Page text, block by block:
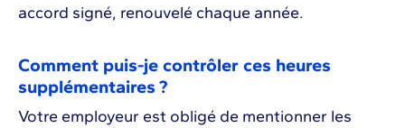
accord signé, renouvelé chaque année.
Comment puis-je contrôler ces heures
supplémentaires ?
Votre employeur est obligé de mentionner les